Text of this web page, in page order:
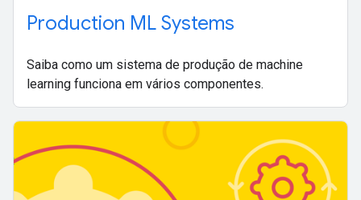
Production ML Systems
Saiba como um sistema de produção de machine
learning funciona em vários componentes.